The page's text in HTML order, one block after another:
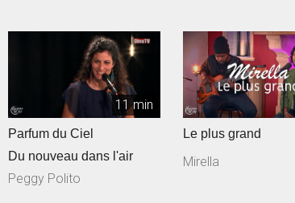
11 min
Parfum du Ciel
Du nouveau dans l'air
Peggy Polito
Le plus grand
Mirella